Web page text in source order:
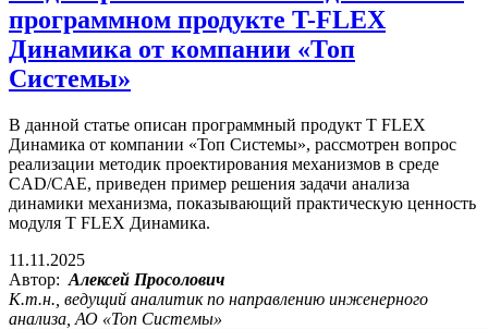
программном продукте T-FLEX
Динамика от компании «Топ
Системы»
В данной статье описан программный продукт T FLEX
Динамика от компании «Топ Системы», рассмотрен вопрос
реализации методик проектирования механизмов в среде
CAD/CAE, приведен пример решения задачи анализа
динамики механизма, показывающий практическую ценность
модуля T FLEX Динамика.
11.11.2025
Автор: Алексей Просолович
К.т.н., ведущий аналитик по направлению инженерного
анализа, АО «Топ Системы»